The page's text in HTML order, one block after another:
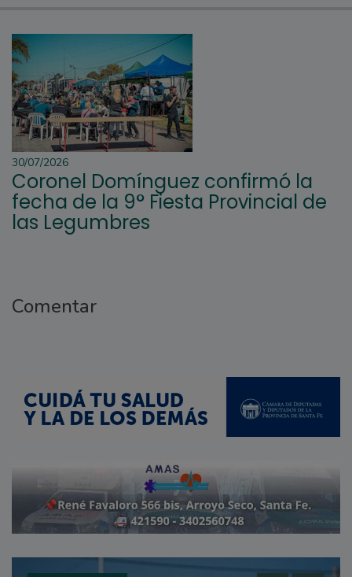
30/07/2026
Coronel Domínguez confirmó la
fecha de la 9° Fiesta Provincial de
las Legumbres
Comentar